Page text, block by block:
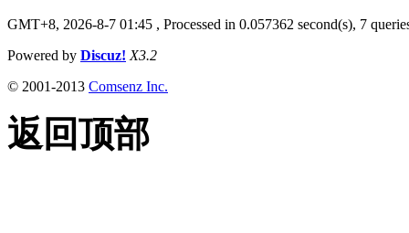
GMT+8, 2026-8-7 01:45 , Processed in 0.057362 second(s), 7
Powered by Discuz! X3.2
© 2001-2013 Comsenz Inc.
返回顶部